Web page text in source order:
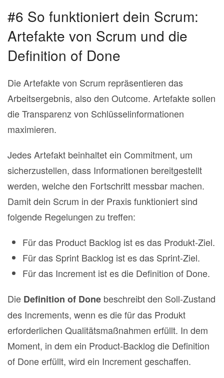
#6 So funktioniert dein Scrum:
Artefakte von Scrum und die
Definition of Done
Die Artefakte von Scrum repräsentieren das
Arbeitsergebnis, also den Outcome. Artefakte sollen
die Transparenz von Schlüsselinformationen
maximieren.
Jedes Artefakt beinhaltet ein Commitment, um
sicherzustellen, dass Informationen bereitgestellt
werden, welche den Fortschritt messbar machen.
Damit dein Scrum in der Praxis funktioniert sind
folgende Regelungen zu treffen:
Für das Product Backlog ist es das Produkt‐Ziel.
Für das Sprint Backlog ist es das Sprint‐Ziel.
Für das Increment ist es die Definition of Done.
Die Definition of Done beschreibt den Soll-Zustand
des Increments, wenn es die für das Produkt
erforderlichen Qualitätsmaßnahmen erfüllt. In dem
Moment, in dem ein Product‐Backlog die Definition
of Done erfüllt, wird ein Increment geschaffen.